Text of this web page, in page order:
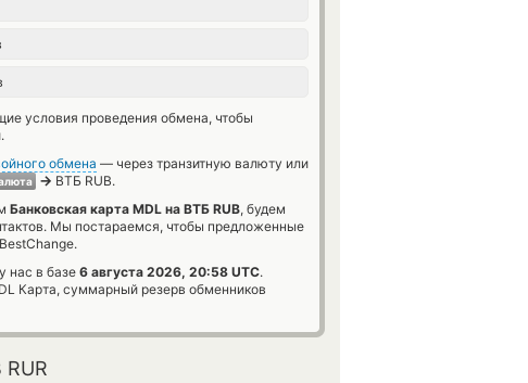
условия проведения обмена, чтобы
обмена — через транзитную валюту или
→ ВТБ RUB.
Банковская карта MDL на ВТБ RUB, будем
Мы постараемся, чтобы предложенные
нас в базе 6 августа 2026, 20:58 UTC.
Карта, суммарный резерв обменников